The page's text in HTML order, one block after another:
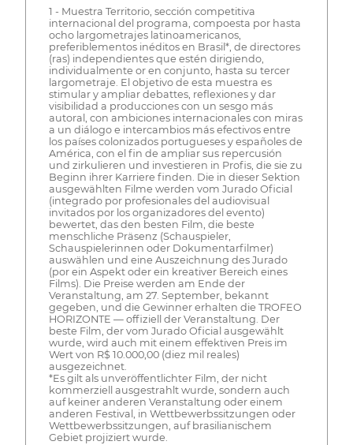
1 - Muestra Territorio, sección competitiva
internacional del programa, compoesta por hasta
ocho largometrajes latinoamericanos,
preferiblementos inéditos en Brasil*, de directores
(ras) independientes que estén dirigiendo,
individualmente or en conjunto, hasta su tercer
largometraje. El objetivo de esta muestra es
stimular y ampliar debattes, reflexiones y dar
visibilidad a producciones con un sesgo más
autoral, con ambiciones internacionales con miras
a un diálogo e intercambios más efectivos entre
los países colonizados portugueses y españoles de
América, con el fin de ampliar sus repercusión
und zirkulieren und investieren in Profis, die sie zu
Beginn ihrer Karriere finden. Die in dieser Sektion
ausgewählten Filme werden vom Jurado Oficial
(integrado por profesionales del audiovisual
invitados por los organizadores del evento)
bewertet, das den besten Film, die beste
menschliche Präsenz (Schauspieler,
Schauspielerinnen oder Dokumentarfilmer)
auswählen und eine Auszeichnung des Jurado
(por ein Aspekt oder ein kreativer Bereich eines
Films). Die Preise werden am Ende der
Veranstaltung, am 27. September, bekannt
gegeben, und die Gewinner erhalten die TROFEO
HORIZONTE — offiziell der Veranstaltung. Der
beste Film, der vom Jurado Oficial ausgewählt
wurde, wird auch mit einem effektiven Preis im
Wert von R$ 10.000,00 (diez mil reales)
ausgezeichnet.
*Es gilt als unveröffentlichter Film, der nicht
kommerziell ausgestrahlt wurde, sondern auch
auf keiner anderen Veranstaltung oder einem
anderen Festival, in Wettbewerbssitzungen oder
Wettbewerbssitzungen, auf brasilianischem
Gebiet projiziert wurde.